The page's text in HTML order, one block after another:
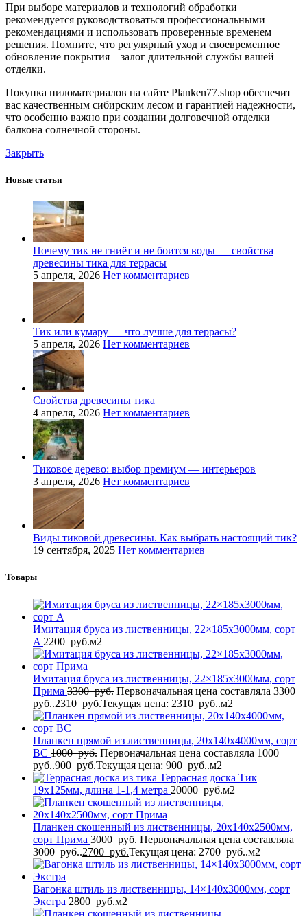
При выборе материалов и технологий обработки
рекомендуется руководствоваться профессиональными
рекомендациями и использовать проверенные временем
решения. Помните, что регулярный уход и своевременное
обновление покрытия – залог длительной службы вашей
отделки.
Покупка пиломатериалов на сайте Planken77.shop обеспечит
вас качественным сибирским лесом и гарантией надежности,
что особенно важно при создании долговечной отделки
балкона солнечной стороны.
Закрыть
Новые статьи
Почему тик не гниёт и не боится воды — свойства
древесины тика для террасы
5 апреля, 2026 Нет комментариев
Тик или кумару — что лучше для террасы?
5 апреля, 2026 Нет комментариев
Свойства древесины тика
4 апреля, 2026 Нет комментариев
Тиковое дерево: выбор премиум — интерьеров
3 апреля, 2026 Нет комментариев
Виды тиковой древесины. Как выбрать настоящий тик?
19 сентября, 2025 Нет комментариев
Товары
Имитация бруса из лиственницы, 22×185x3000мм, сорт
A 2200 руб.м2
Имитация бруса из лиственницы, 22×185x3000мм, сорт
Прима 3300руб. Первоначальная цена составляла 3300
руб..2310 руб.Текущая цена: 2310 руб..м2
Планкен прямой из лиственницы, 20x140x4000мм, сорт
BС 1000руб. Первоначальная цена составляла 1000
руб..900 руб.Текущая цена: 900 руб..м2
Террасная доска Тик
19x125мм, длина 1-1,4 метра 20000 руб.м2
Планкен скошенный из лиственницы, 20x140x2500мм,
сорт Прима 3000руб. Первоначальная цена составляла
3000 руб..2700 руб.Текущая цена: 2700 руб..м2
Вагонка штиль из лиственницы, 14×140x3000мм, сорт
Экстра 2800 руб.м2